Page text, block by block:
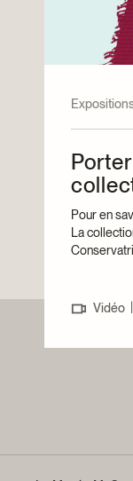
Pour en
La
Vidéo